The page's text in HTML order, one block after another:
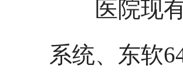
医院现有
系统、东软